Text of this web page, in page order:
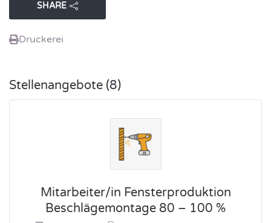
SHARE
Druckerei
Stellenangebote (8)
Mitarbeiter/in Fensterproduktion
Beschlägemontage 80 – 100 %